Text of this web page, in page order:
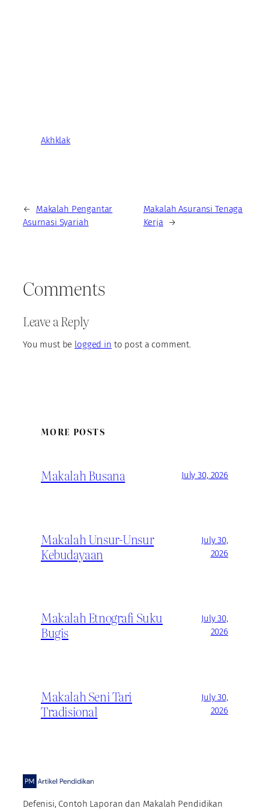
Akhklak
←
Makalah Pengantar
Asurnasi Syariah
Makalah Asuransi Tenaga
Kerja
→
Comments
Leave a Reply
You must be logged in to post a comment.
MORE POSTS
Makalah Busana July 30, 2026
Makalah Unsur-Unsur
Kebudayaan
July 30,
2026
Makalah Etnografi Suku
Bugis
July 30,
2026
Makalah Seni Tari
Tradisional
July 30,
2026
Defenisi, Contoh Laporan dan Makalah Pendidikan